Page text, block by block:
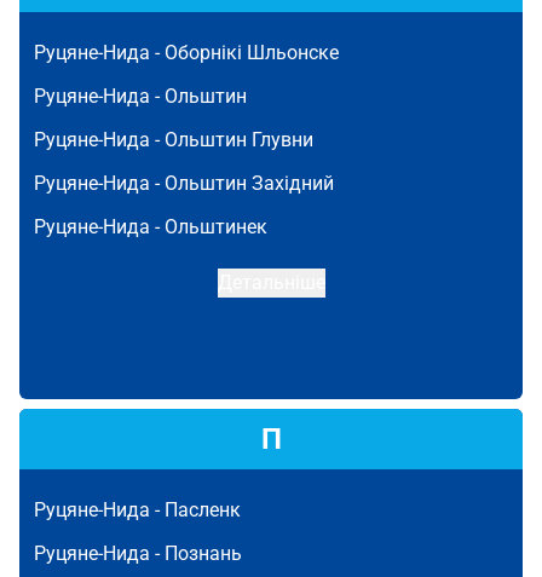
Руцяне-Нида - Оборнікі Шльонске
Руцяне-Нида - Ольштин
Руцяне-Нида - Ольштин Глувни
Руцяне-Нида - Ольштин Західний
Руцяне-Нида - Ольштинек
П
Руцяне-Нида - Пасленк
Руцяне-Нида - Познань